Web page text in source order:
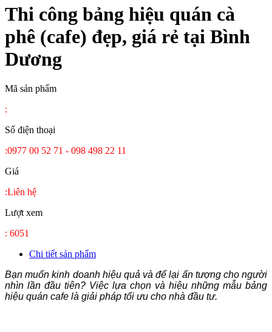
Thi công bảng hiệu quán cà
phê (cafe) đẹp, giá rẻ tại Bình
Dương
Mã sản phẩm
:
Số điện thoại
:0977 00 52 71 - 098 498 22 11
Giá
:Liên hệ
Lượt xem
: 6051
Chi tiết sản phẩm
Bạn muốn kinh doanh hiệu quả và để lại ấn tượng cho người
nhìn lần đầu tiên? Việc lựa chọn và hiệu những mẫu bảng
hiệu quán cafe là giải pháp tối ưu cho nhà đầu tư.